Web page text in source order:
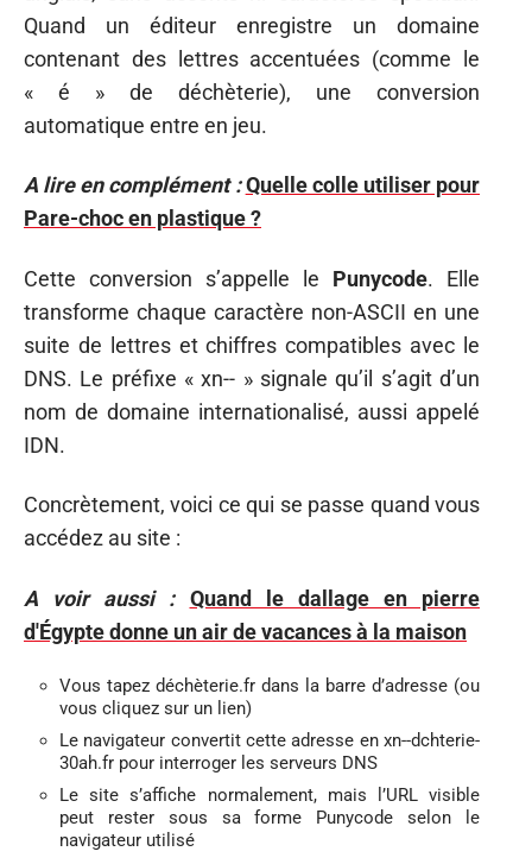
Quand un éditeur enregistre un domaine
contenant des lettres accentuées (comme le
« é » de déchèterie), une conversion
automatique entre en jeu.
A lire en complément : Quelle colle utiliser pour
Pare-choc en plastique ?
Cette conversion s’appelle le Punycode. Elle
transforme chaque caractère non-ASCII en une
suite de lettres et chiffres compatibles avec le
DNS. Le préfixe « xn-- » signale qu’il s’agit d’un
nom de domaine internationalisé, aussi appelé
IDN.
Concrètement, voici ce qui se passe quand vous
accédez au site :
A voir aussi :
Quand le dallage en pierre
d'Égypte donne un air de vacances à la maison
Vous tapez déchèterie.fr dans la barre d’adresse (ou
vous cliquez sur un lien)
Le navigateur convertit cette adresse en xn--dchterie-
30ah.fr pour interroger les serveurs DNS
Le site s’affiche normalement, mais l’URL visible
peut rester sous sa forme Punycode selon le
navigateur utilisé